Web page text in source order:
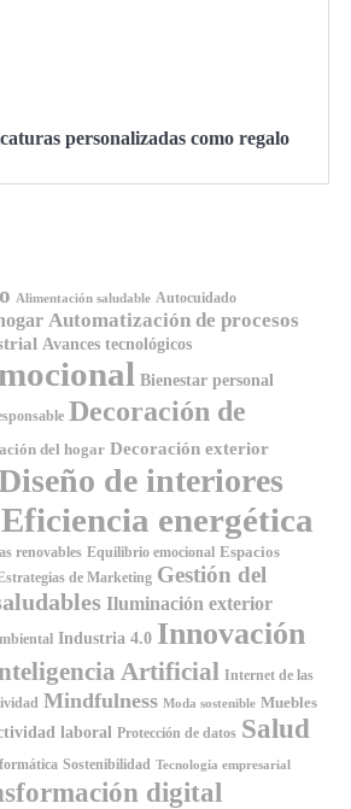
personalizadas como regalo
Alimentación saludable Autocuidado
Automatización de procesos
Avances tecnológicos
Bienestar personal
Decoración de
del hogar Decoración exterior
de interiores
Eficiencia energética
renovables Equilibrio emocional Espacios
de Marketing Gestión del
Iluminación exterior
Industria 4.0 Innovación
Artificial Internet de las
Mindfulness Moda sostenible Muebles
laboral Protección de datos Salud
Sostenibilidad Tecnología empresarial
digital